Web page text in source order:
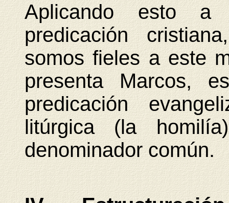
Aplicando esto
predicación
somos fieles a este
presenta Marcos,
predicación
litúrgica (la
denominador común.